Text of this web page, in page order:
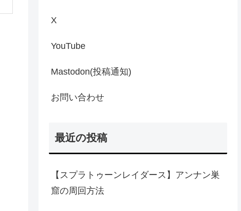
X
YouTube
Mastodon(投稿通知)
お問い合わせ
最近の投稿
【スプラトゥーンレイダース】アンナン巣
窟の周回方法